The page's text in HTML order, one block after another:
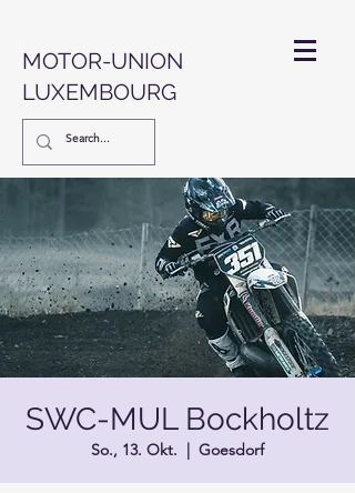
MOTOR-UNION
LUXEMBOURG
SWC-MUL Bockholtz
So., 13. Okt.
  |
Goesdorf